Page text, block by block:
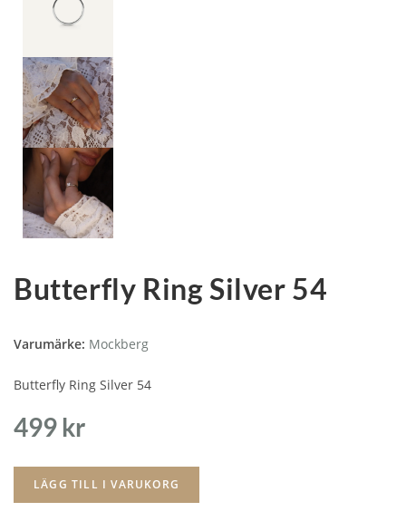
Butterfly Ring Silver 54
Varumärke: Mockberg
Butterfly Ring Silver 54
499 kr
LÄGG TILL I VARUKORG